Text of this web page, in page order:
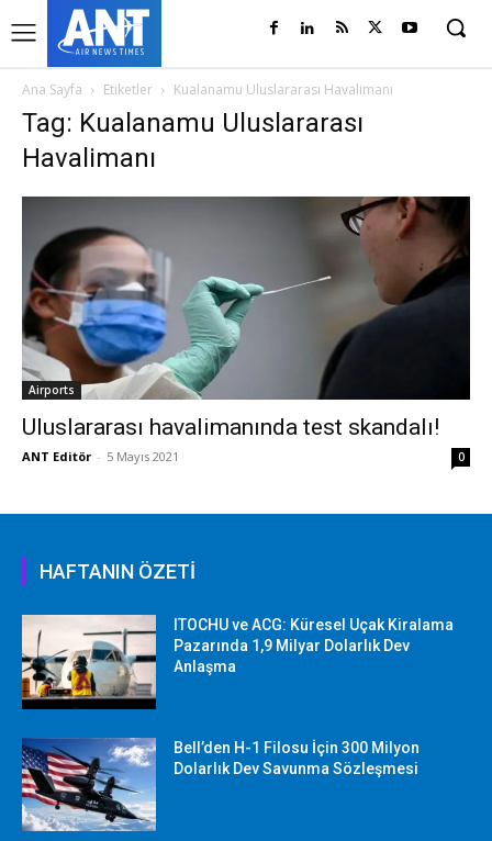
Ana Sayfa Etiketler Kualanamu Uluslararası Havalimanı
Tag: Kualanamu Uluslararası
Havalimanı
Airports
Uluslararası havalimanında test skandalı!
ANT Editör - 5 Mayıs 2021 0
HAFTANIN ÖZETİ
ITOCHU ve ACG: Küresel Uçak Kiralama
Pazarında 1,9 Milyar Dolarlık Dev
Anlaşma
Bell’den H-1 Filosu İçin 300 Milyon
Dolarlık Dev Savunma Sözleşmesi